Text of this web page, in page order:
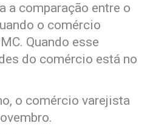
a comparação entre o
o comércio
Quando esse
do comércio está no
o comércio varejista